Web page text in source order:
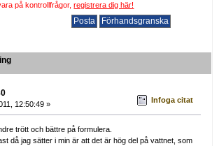
på kontrollfrågor,registrera dig här!
12:50:49 » Infoga citat
trött och bättre på formulera.
då jag sätter i min är att det är hög del på vattnet, som